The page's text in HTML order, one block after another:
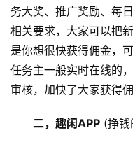
务大奖、推广奖励、每
相关要求，大家可以把
是你想很快获得佣金，
任务主一般实时在线的
审核，加快了大家获得佣
二，趣闲APP (挣